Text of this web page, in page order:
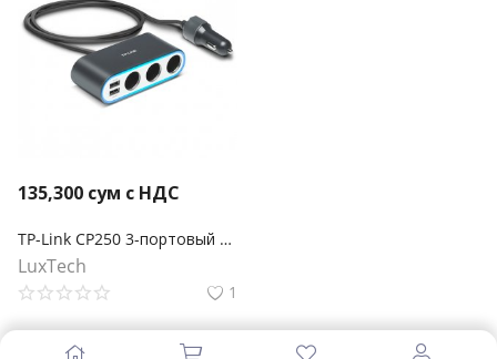
135,300 сум с НДС
TP-Link CP250 3-портовый адаптер питания для прикуривателя с 2-портовым USB-зарядным устройством
LuxTech
1